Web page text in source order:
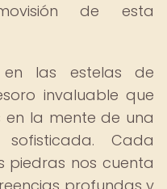
de esta
las estelas de
invaluable que
en la mente de una
Cada
piedras nos cuenta